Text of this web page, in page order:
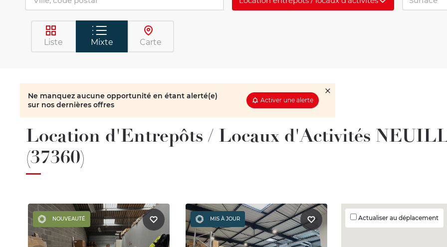
Liste Mixte Carte
Ne manquez aucune opportunité en étant alerté(e)
sur nos dernières offres
Activer une alerte
Location d'Entrepôts / Locaux d'Activités
(37360)
NOUVEAUTÉ MIS À JOUR Actualiser au déplacement